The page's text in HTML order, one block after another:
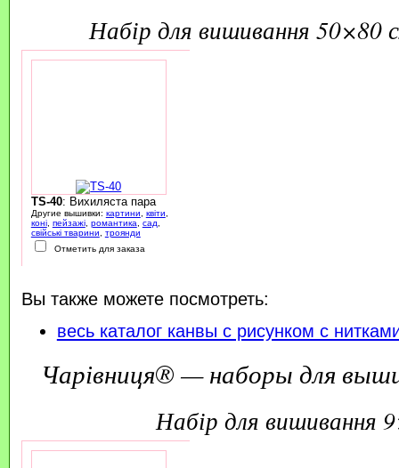
набір для вишивання
TS-40: Вихиляста пара
Другие вышивки: картини квіти
коні, пейзажі, романтика сад
свійські тварини
троянди
Отметить для заказа
Вы также можете посмотреть:
весь каталог канвы с рисунком с
Чарівниця® — наборы для
набір для вишивання